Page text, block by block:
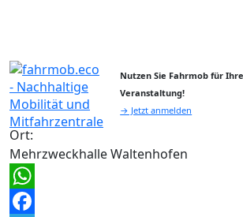
Nutzen Sie Fahrmob für
Veranstaltung!
→ Jetzt anmelden
Ort:
Mehrzweckhalle Waltenhofen
WhatsApp